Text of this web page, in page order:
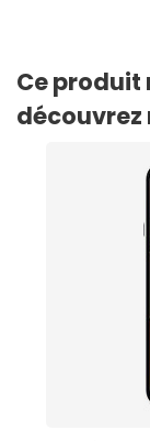
Ce produit
découvrez